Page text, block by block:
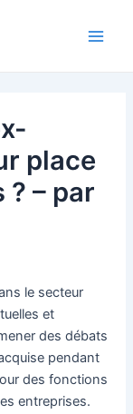
place
– par
le secteur
et
des débats
pendant
des fonctions
entreprises.